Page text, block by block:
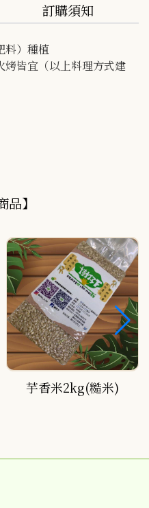
訂購須知
料）種植
皆宜（以上料理方式建
品】
芋香米2kg(糙米)